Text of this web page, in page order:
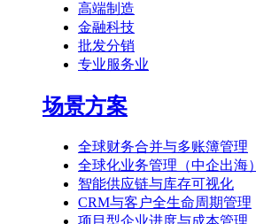
高端制造
金融科技
批发分销
专业服务业
场景方案
全球财务合并与多账簿管理
全球化业务管理（中企出海）
智能供应链与库存可视化
CRM与客户全生命周期管理